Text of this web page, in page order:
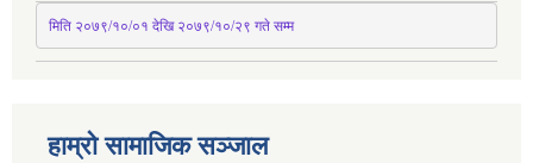
मिति २०७९/१०/०१ देखि २०७९/१०/२९ गते सम्म
हाम्रो सामाजिक सञ्जाल